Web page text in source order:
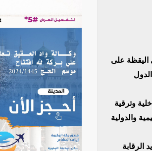
اليقظة على
وترقية
والدولية
الرقابة